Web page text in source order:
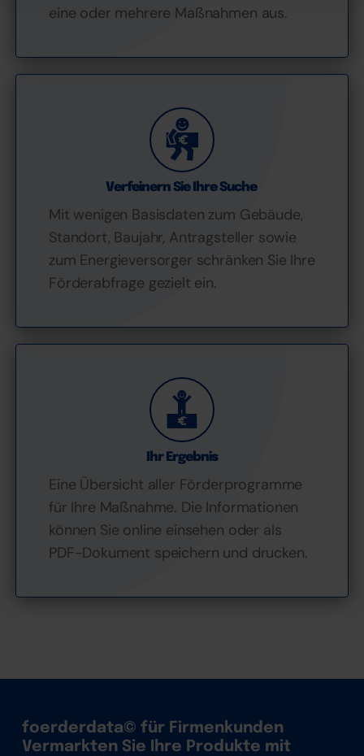
Einstellungen am unteren Ende der Webseite klicken.
eine oder mehrere Maßnahmen aus.
Verfeinern Sie Ihre Suche
Mit wenigen Basisdaten zum Gebäude,
Standort, Baujahr, Antragsteller sowie
zum Energieversorger schränken Sie Ihre
Förderabfrage gezielt ein.
Ihr Ergebnis
Eine Übersicht aller Förderprogramme
für Ihre Maßnahme. Die Informationen
können Sie online einsehen oder als
PDF-Dokument speichern und drucken.
foerderdata© für Firmenkunden
Vermarkten Sie Ihre Produkte mit